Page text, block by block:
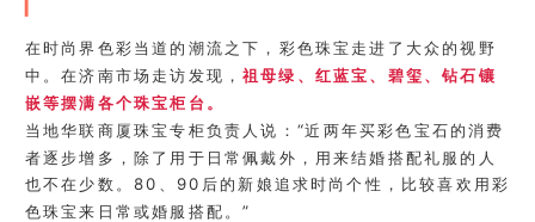
在时尚界色彩当道的潮流之下，彩色珠宝走进了大众的视野
中。在济南市场走访发现，祖母绿、红蓝宝、碧玺、钻石镶
嵌等摆满各个珠宝柜台。
当地华联商厦珠宝专柜负责人说：“近两年买彩色宝石的消费
者逐步增多，除了用于日常佩戴外，用来结婚搭配礼服的人
也不在少数。80、90后的新娘追求时尚个性，比较喜欢用彩
色珠宝来日常或婚服搭配。”